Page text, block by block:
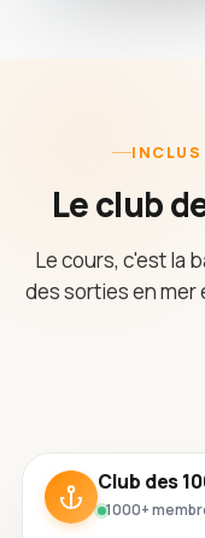
Le club
Le cours, c'est la
des sorties en
Club des
1000+